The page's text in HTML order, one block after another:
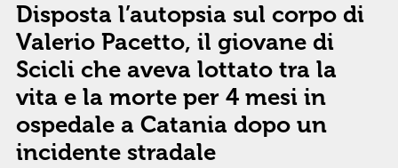
Disposta l’autopsia sul corpo di
Valerio Pacetto, il giovane di
Scicli che aveva lottato tra la
vita e la morte per 4 mesi in
ospedale a Catania dopo un
incidente stradale